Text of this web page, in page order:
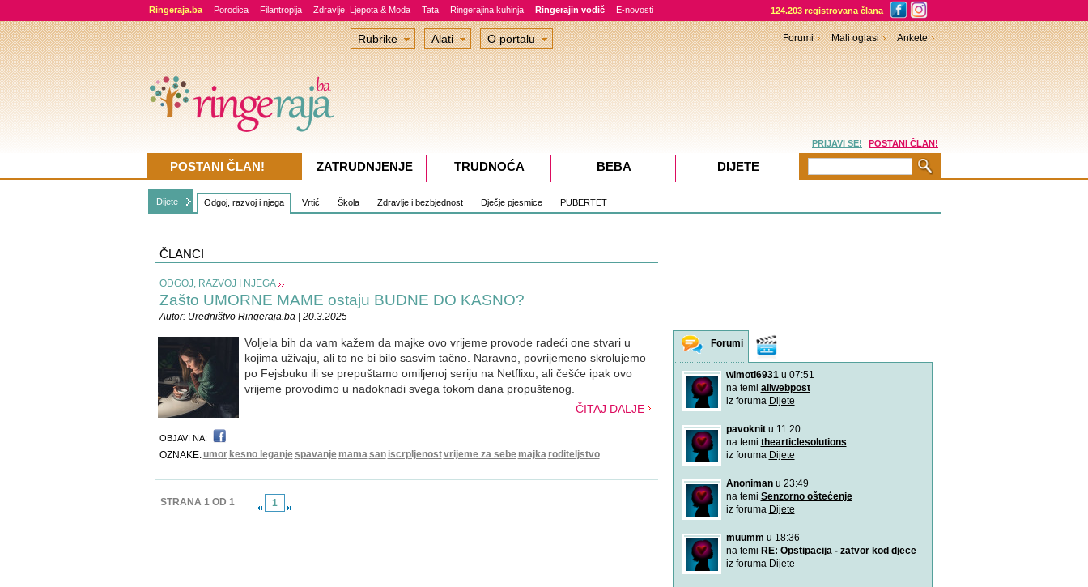
Ringeraja.ba Porodica Filantropija Zdravlje, Ljepota & Moda Tata Ringerajina kuhinja Ringerajin vodič E-novosti 124.203 registrovana člana
Dijete Odgoj, razvoj i njega Vrtić Škola Zdravlje i bezbjednost Dječje pjesmice PUBERTET
ČLANCI
ODGOJ, RAZVOJ I NJEGA
Zašto UMORNE MAME ostaju BUDNE DO KASNO?
Autor: Uredništvo Ringeraja.ba| 20.3.2025
Voljela bih da vam kažem da majke ovo vrijeme provode radeći one stvari u
kojima uživaju, ali to ne bi bilo sasvim tačno. Naravno, povrijemeno skrolujemo
po Fejsbuku ili se prepuštamo omiljenoj seriju na Netflixu, ali češće ipak ovo
vrijeme provodimo u nadoknadi svega tokom dana propuštenog.
ČITAJ DALJE
OBJAVI NA:
OZNAKE:umor kesno leganjespavanje mamasan iscrpljenostvrijeme za sebe majka roditeljstvo
STRANA 1 OD 1 1
Forumi
wimoti6931u 07:51
na temi allwebpost
iz foruma Dijete
pavoknitu 11:20
na temi thearticlesolutions
iz foruma Dijete
Anonimanu 23:49
na temi Senzorno oštećenje
iz foruma Dijete
muumm u 18:36
na temi RE: Opstipacija - zatvor kod djece
iz foruma Dijete
Rubrike Alati O portalu Forumi Mali oglasi Ankete
PRIJAVI SE! POSTANI ČLAN!
POSTANI ČLAN! ZATRUDNJENJE TRUDNOĆA BEBA DIJETE